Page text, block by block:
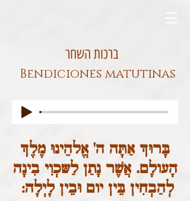
Bendiciones matutinas
ברכות השחר
בָּרוּךְ אַתָּה ה' אֱלהֵינוּ מֶלֶךְ
הָעולָם. אֲשֶׁר נָתַן לַשּכְוִי בִינָה
לְהַבְחִין בֵּין יום וּבֵין לָיְלָה: